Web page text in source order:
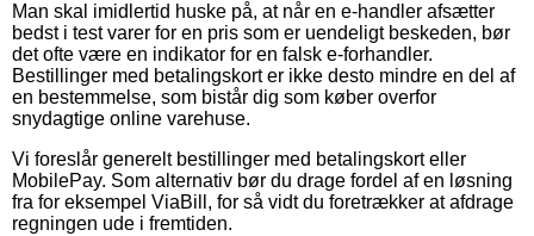
Man skal imidlertid huske på, at når en e-handler afsætter
bedst i test varer for en pris som er uendeligt beskeden, bør
det ofte være en indikator for en falsk e-forhandler.
Bestillinger med betalingskort er ikke desto mindre en del af
en bestemmelse, som bistår dig som køber overfor
snydagtige online varehuse.
Vi foreslår generelt bestillinger med betalingskort eller
MobilePay. Som alternativ bør du drage fordel af en løsning
fra for eksempel ViaBill, for så vidt du foretrækker at afdrage
regningen ude i fremtiden.